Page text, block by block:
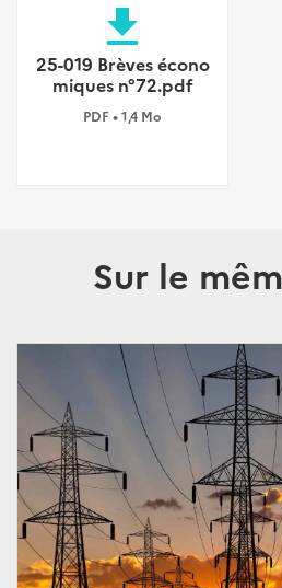
file_download
25-019 Brèves écono
miques n°72.pdf
PDF • 1,4 Mo
Sur le